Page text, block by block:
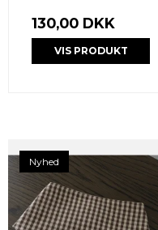
130,00 DKK
VIS PRODUKT
Nyhed